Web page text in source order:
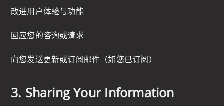
改进用户体验与功能
回应您的咨询或请求
向您发送更新或订阅邮件（如您已订阅）
3. Sharing Your Information